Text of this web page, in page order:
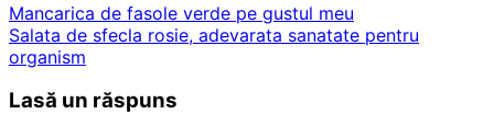
Mancarica de fasole verde pe gustul meu
Salata de sfecla rosie, adevarata sanatate pentru
organism
Lasă un răspuns